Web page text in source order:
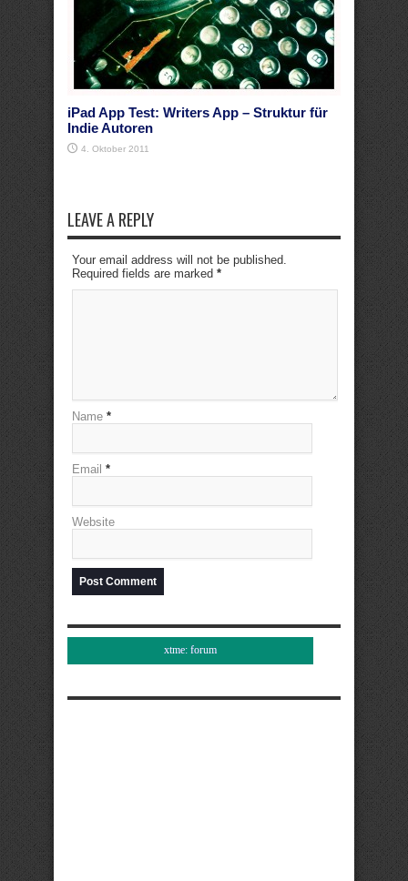
iPad App Test: Writers App – Struktur für
Indie Autoren
4. Oktober 2011
LEAVE A REPLY
Your email address will not be published.
Required fields are marked *
Name *
Email *
Website
xtme: forum